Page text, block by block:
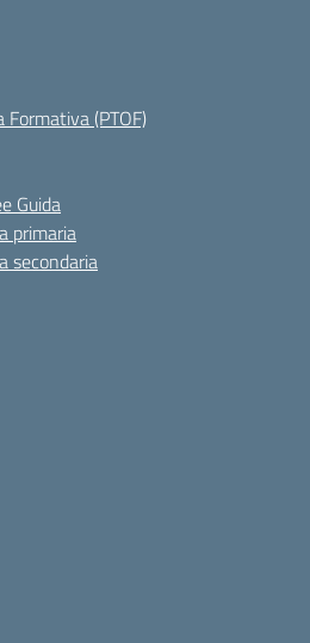
Formativa (PTOF)
Guida
primaria
secondaria